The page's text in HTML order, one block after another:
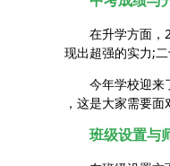
在升学方面，
现出超强的实力;
今年学校迎来了
，这是大家需要
班级设置与